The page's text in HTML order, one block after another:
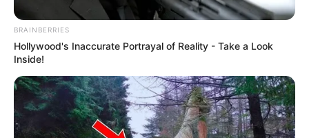
BRAINBERRIES
Hollywood's Inaccurate Portrayal of Reality - Take a Look
Inside!